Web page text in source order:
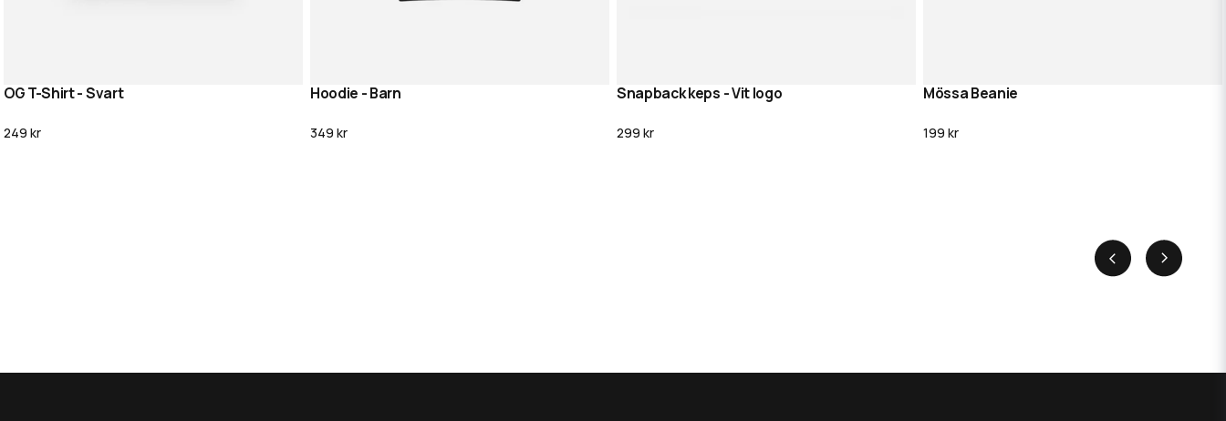
Lägg i varukorg
OG T-Shirt - Svart
249 kr
Hoodie - Barn
349 kr
Lägg i varukorg
Snapback keps - Vit logo
299 kr
Mössa Beanie
199 kr